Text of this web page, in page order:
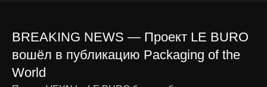
BREAKING NEWS — Проект LE BURO
вошёл в публикацию Packaging of the
World